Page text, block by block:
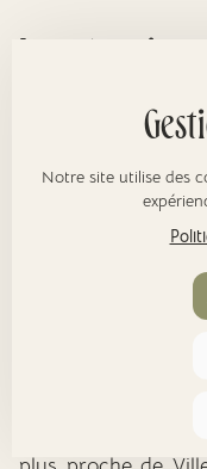
La crémation
accessibles
sur son territoire,
accessibles à
organisent le
crématorium
Crématorium
Crématorium
Notre site utilise des